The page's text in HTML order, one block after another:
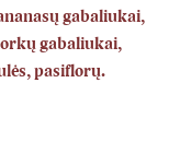
gabaliukai,
gabaliukai,
pasiflorų.